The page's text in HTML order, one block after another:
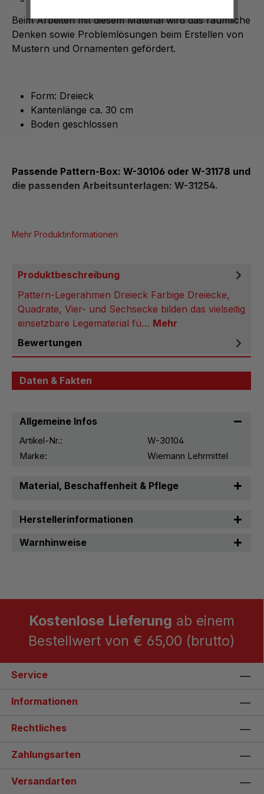
Beim Arbeiten mit diesem Material wird das räumliche
Denken sowie Problemlösungen beim Erstellen von
Mustern und Ornamenten gefördert.
Form: Dreieck
Kantenlänge ca. 30 cm
Boden geschlossen
Passende Pattern-Box: W-30106 oder W-31178 und
die passenden Arbeitsunterlagen: W-31254.
Mehr Produktinformationen
Produktbeschreibung
Pattern-Legerahmen Dreieck Farbige Dreiecke,
Quadrate, Vier- und Sechsecke bilden das vielseitig
einsetzbare Legematerial fü… Mehr
Bewertungen
Daten & Fakten
Allgemeine Infos
Artikel-Nr.:
W-30104
Marke:
Wiemann Lehrmittel
Material, Beschaffenheit & Pflege
Herstellerinformationen
Warnhinweise
Kostenlose Lieferung ab einem
Bestellwert von € 65,00 (brutto)
Service
Informationen
Rechtliches
Zahlungsarten
Versandarten